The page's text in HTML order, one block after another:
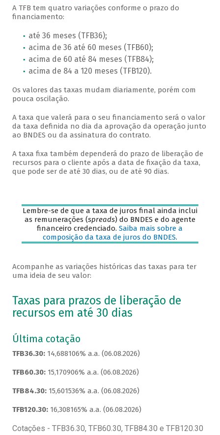
A TFB tem quatro variações conforme o prazo do
financiamento:
até 36 meses (TFB36);
acima de 36 até 60 meses (TFB60);
acima de 60 até 84 meses (TFB84);
acima de 84 a 120 meses (TFB120).
Os valores das taxas mudam diariamente, porém com
pouca oscilação.
A taxa que valerá para o seu financiamento será o valor
da taxa definida no dia da aprovação da operação junto
ao BNDES ou da assinatura do contrato.
A taxa fixa também dependerá do prazo de liberação de
recursos para o cliente após a data de fixação da taxa,
que pode ser de até 30 dias, ou de até 90 dias.
Lembre-se de que a taxa de juros final ainda inclui
as remunerações (spreads) do BNDES e do agente
financeiro credenciado.Saiba mais sobre a
composição da taxa de juros do BNDES.
Acompanhe as variações históricas das taxas para ter
uma ideia de seu valor:
Taxas para prazos de liberação de
recursos em até 30 dias
Última cotação
TFB36.30: 14,688106% a.a. (06.08.2026)
TFB60.30: 15,170906% a.a. (06.08.2026)
TFB84.30: 15,601536% a.a. (06.08.2026)
TFB120.30: 16,308165% a.a. (06.08.2026)
Cotações - TFB36.30, TFB60.30, TFB84.30 e TFB120.30